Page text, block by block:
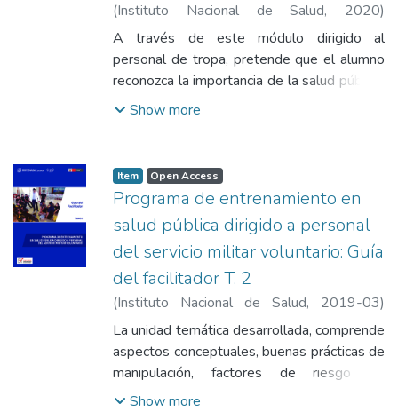
(Instituto Nacional de Salud, 2020)
Vásquez León, Blanca Gladys ;Vásquez
Arangoitia, Claudia Liliana;Ordoñez Fuentes,
Flor de María;Rojas Arteaga, Norka Hilda
A través de este módulo dirigido al
personal de tropa, pretende que el alumno
reconozca la importancia de la salud pública,
identifique los diferentes elementos que la
Show more
Item Open Access
Programa de entrenamiento en
salud pública dirigido a personal
del servicio militar voluntario: Guía
del facilitador T. 2
(Instituto Nacional de Salud, 2019-03)
Minchan Calderón, Alicia;Vásquez León,
Blanca Gladys;Vásquez Arangoitia, Claudia
Liliana;Moreno Gutiérrez, Diamantina Lorgia
Arteaga, Norka Hilda
La unidad temática desarrollada, comprende
aspectos conceptuales, buenas prácticas de
manipulación, factores de riesgo de
contaminación de alimentos, metodología
Show more